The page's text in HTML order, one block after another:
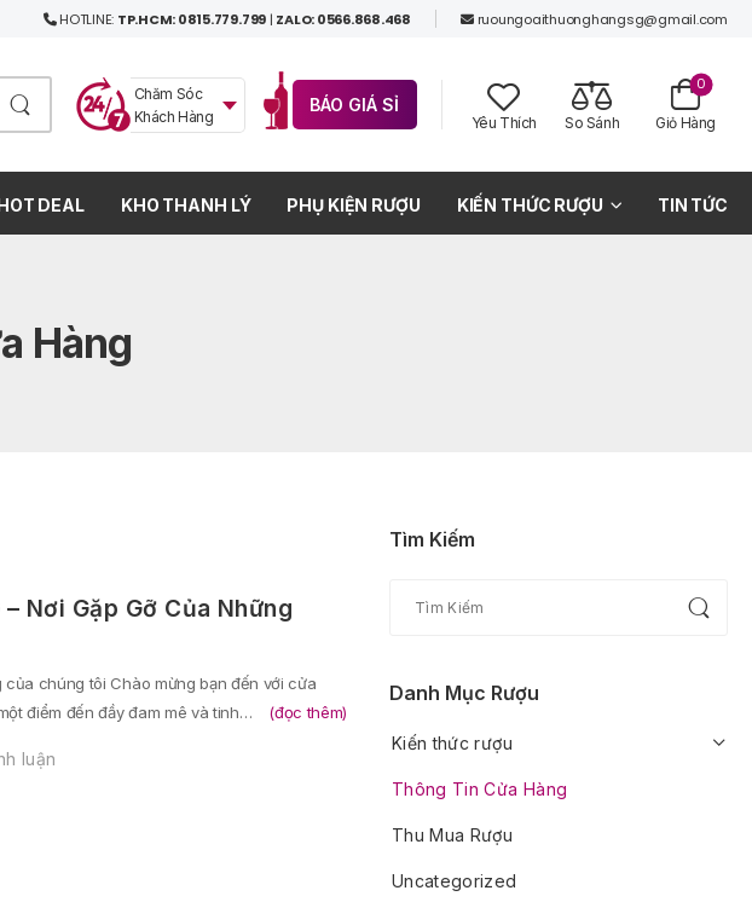
HOTLINE: TP.HCM: 0815.779.799 | ZALO: 0566.868.468 ruoungoaithuonghangsg@gmail.com
BÁO GIÁ SỈ
Chăm Sóc
Khách Hàng
Yêu Thích So Sánh Giỏ Hàng
0
DEAL KHO THANH LÝ PHỤ KIỆN RƯỢU KIẾN THỨC RƯỢU TIN TỨC
Hàng
Tìm Kiếm
Danh Mục Rượu
Kiến thức rượu
Thông Tin Cửa Hàng
Thu Mua Rượu
Uncategorized
– Nơi Gặp Gỡ Của Những
chúng tôi Chào mừng bạn đến với cửa
điểm đến đầy đam mê và tinh…
(đọc thêm)
luận